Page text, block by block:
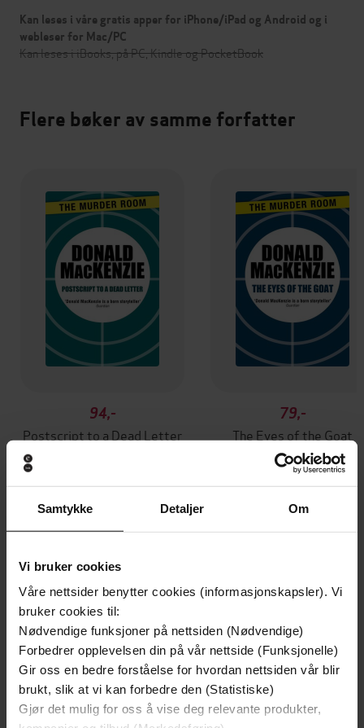
Samtykke Detaljer Om
Vi bruker cookies
Våre nettsider benytter cookies (informasjonskapsler). Vi
bruker cookies til:
Nødvendige funksjoner på nettsiden (Nødvendige)
Forbedrer opplevelsen din på vår nettside (Funksjonelle)
Gir oss en bedre forståelse for hvordan nettsiden vår blir
brukt, slik at vi kan forbedre den (Statistiske)
Gjør det mulig for oss å vise deg relevante produkter,
Kan leses i våre gratis apper for iPhone/iPad og Android og i
webleser for Mac/PC
Kan leses i iBooks, på PC, Kindle og PocketBook
Flere bøker av samme forfatter
94,-
Postscript to a Dead Letter
79,-
The Eyes of the Goat
Donald MacKenzie
EBOK
Andre har også kjøpt
Premium
Vinner av Rivertonprisen
Første gang på tilbud